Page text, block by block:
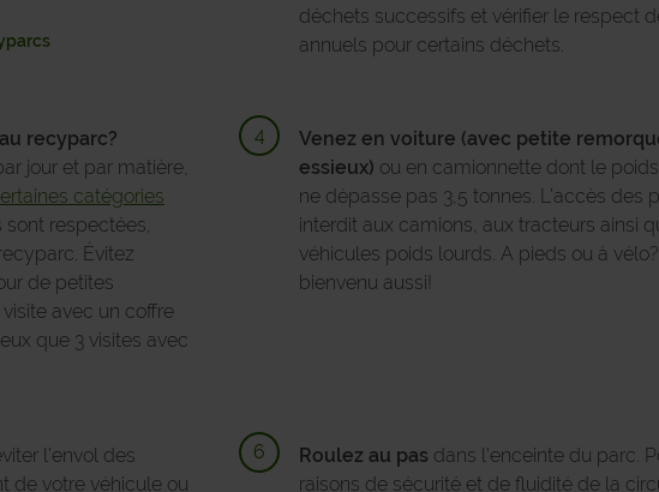
déchets successifs et vérifier le respect
annuels pour certains déchets.
recyparc?
jour et par matière,
catégories
sont respectées,
Évitez
de petites
avec un coffre
que 3 visites avec
Venez en voiture (avec petite
essieux) ou en camionnette dont le
ne dépasse pas 3,5 tonnes. L’accès des
interdit aux camions, aux tracteurs ainsi
véhicules poids lourds. A pieds ou à
bienvenu aussi!
l’envol des
de votre véhicule ou
Roulez au pas dans l’enceinte du parc.
raisons de sécurité et de fluidité de la